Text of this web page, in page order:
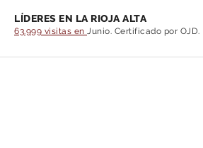
LÍDERES EN LA RIOJA ALTA
63.999 visitas en Junio. Certificado por OJD.